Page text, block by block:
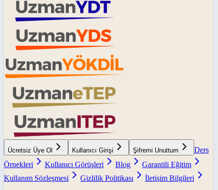
Ücretsiz Üye Ol Kullanıcı Girişi Şifremi Unuttum
Ders
Örnekleri
Kullanıcı Görüşleri Blog
Garantili Eğitim
Kullanım Sözleşmesi
Gizlilik Politikası
İletişim Bilgileri